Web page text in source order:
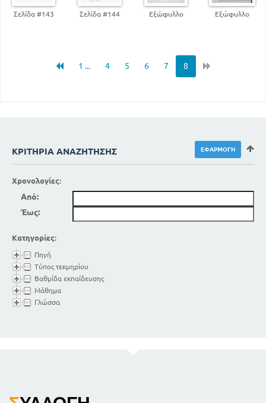
Σελίδα #143 Σελίδα #144 Εξώφυλλο Εξώφυλλο
1 ... 4 5 6 7 8
ΚΡΙΤΉΡΙΑ ΑΝΑΖΉΤΗΣΗΣ
Χρονολογίες:
Από:
Έως:
Κατηγορίες:
Πηγή
Τύπος τεκμηρίου
Βαθμίδα εκπαίδευσης
Μάθημα
Γλώσσα